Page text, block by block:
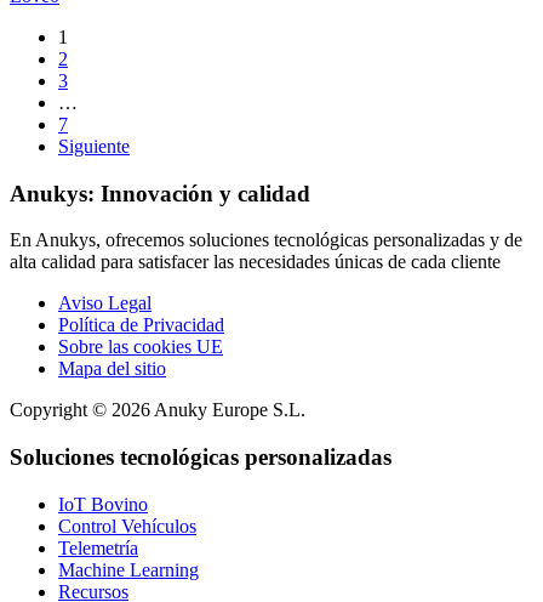
ambiental?
1
2
3
…
7
Siguiente
Anukys: Innovación y calidad
En Anukys, ofrecemos soluciones tecnológicas personalizadas y de
alta calidad para satisfacer las necesidades únicas de cada cliente
Aviso Legal
Política de Privacidad
Sobre las cookies UE
Mapa del sitio
Copyright © 2026 Anuky Europe S.L.
Soluciones tecnológicas personalizadas
IoT Bovino
Control Vehículos
Telemetría
Machine Learning
Recursos